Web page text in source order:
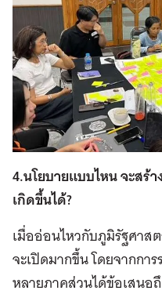
4.นโยบายแบบไหน จะสร้
เกิดขึ้นได้?
เมื่ออ่อนไหวกับภูมิรัฐศาส
จะเปิดมากขึ้น โดยจากกา
หลายภาคส่วนได้ข้อเสนอ